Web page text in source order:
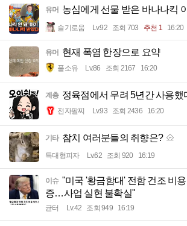
유머 농심에게 선물 받은 바나나킥
슬기로움 Lv.92 조회 703 추천 1 16:20
유머 현재 폭염 한장으로 요약
풀소유 Lv.86 조회 2167 16:20
계층 정육점에서 무려 5년간 사용했
전자팔찌 Lv.93 조회 2436 16:20
기타 참치 여러분들의 취향은?
특대형피자 Lv.62 조회 920 16:19
이슈 "미국 '황금함대' 전함 건조 비
증…사업 실현 불확실"
균터 Lv.42 조회 949 16:19